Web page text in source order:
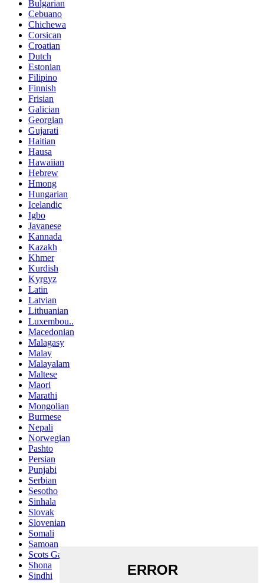
Bulgarian
Cebuano
Chichewa
Corsican
Croatian
Dutch
Estonian
Filipino
Finnish
Frisian
Galician
Georgian
Gujarati
Haitian
Hausa
Hawaiian
Hebrew
Hmong
Hungarian
Icelandic
Igbo
Javanese
Kannada
Kazakh
Khmer
Kurdish
Kyrgyz
Latin
Latvian
Lithuanian
Luxembou..
Macedonian
Malagasy
Malay
Malayalam
Maltese
Maori
Marathi
Mongolian
Burmese
Nepali
Norwegian
Pashto
Persian
Punjabi
Serbian
Sesotho
Sinhala
Slovak
Slovenian
Somali
Samoan
Scots Gaelic
Shona
Sindhi